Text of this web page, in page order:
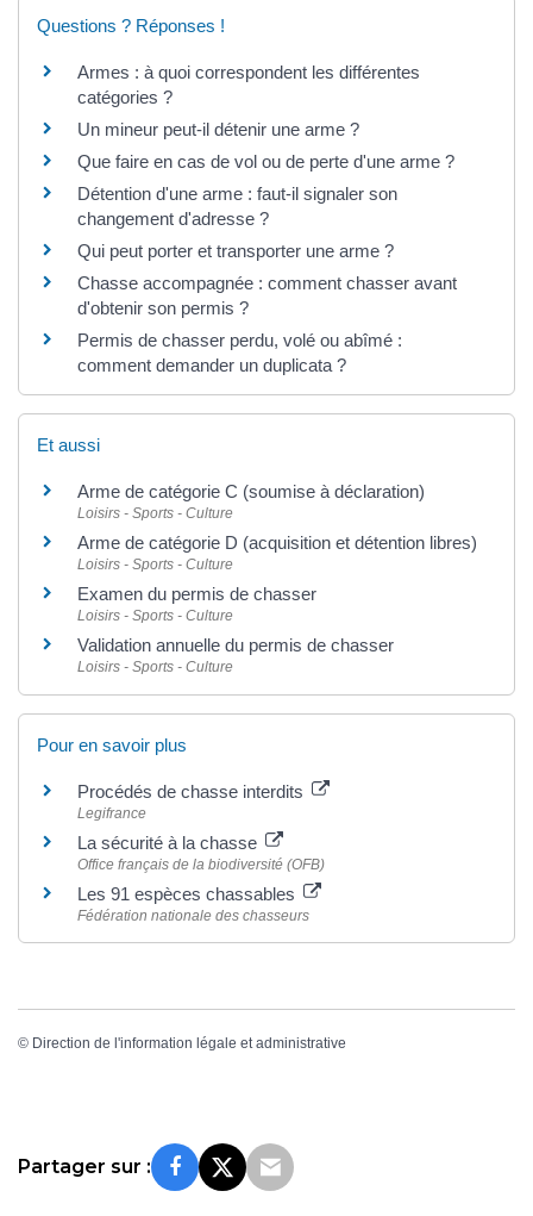
Questions ? Réponses !
Armes : à quoi correspondent les différentes
catégories ?
Un mineur peut-il détenir une arme ?
Que faire en cas de vol ou de perte d'une arme ?
Détention d'une arme : faut-il signaler son
changement d'adresse ?
Qui peut porter et transporter une arme ?
Chasse accompagnée : comment chasser avant
d'obtenir son permis ?
Permis de chasser perdu, volé ou abîmé :
comment demander un duplicata ?
Et aussi
Arme de catégorie C (soumise à déclaration)
Loisirs - Sports - Culture
Arme de catégorie D (acquisition et détention libres)
Loisirs - Sports - Culture
Examen du permis de chasser
Loisirs - Sports - Culture
Validation annuelle du permis de chasser
Loisirs - Sports - Culture
Pour en savoir plus
Procédés de chasse interdits
Legifrance
La sécurité à la chasse
Office français de la biodiversité (OFB)
Les 91 espèces chassables
Fédération nationale des chasseurs
© Direction de l'information légale et administrative
Partager sur :